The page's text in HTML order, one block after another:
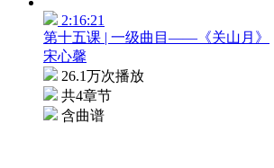
2:16:21
第十五课 | 一级曲目——《关山月》
宋心馨
26.1万次播放
共4章节
含曲谱